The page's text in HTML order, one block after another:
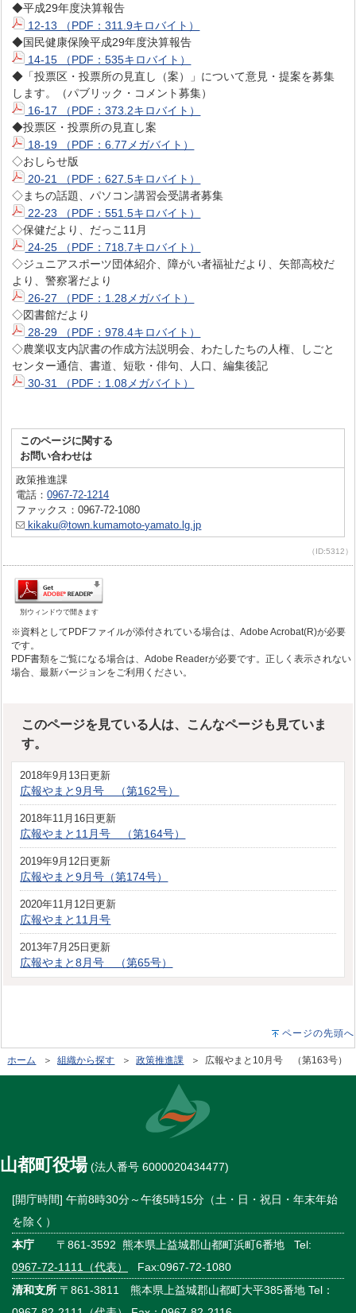
◆平成29年度決算報告
12-13 （PDF：311.9キロバイト）
◆国民健康保険平成29年度決算報告
14-15 （PDF：535キロバイト）
◆「投票区・投票所の見直し（案）」について意見・提案を募集
します。（パブリック・コメント募集）
16-17 （PDF：373.2キロバイト）
◆投票区・投票所の見直し案
18-19 （PDF：6.77メガバイト）
◇おしらせ版
20-21 （PDF：627.5キロバイト）
◇まちの話題、パソコン講習会受講者募集
22-23 （PDF：551.5キロバイト）
◇保健だより、だっこ11月
24-25 （PDF：718.7キロバイト）
◇ジュニアスポーツ団体紹介、障がい者福祉だより、矢部高校だ
より、警察署だより
26-27 （PDF：1.28メガバイト）
◇図書館だより
28-29 （PDF：978.4キロバイト）
◇農業収支内訳書の作成方法説明会、わたしたちの人権、しごと
センター通信、書道、短歌・俳句、人口、編集後記
30-31 （PDF：1.08メガバイト）
このページに関する
お問い合わせは
政策推進課
電話：0967-72-1214
ファックス：0967-72-1080
kikaku@town.kumamoto-yamato.lg.jp
（ID:5312）
別ウィンドウで開きます
※資料としてPDFファイルが添付されている場合は、Adobe Acrobat(R)が必要
です。
PDF書類をご覧になる場合は、Adobe Readerが必要です。正しく表示されない
場合、最新バージョンをご利用ください。
このページを見ている人は、こんなページも見ていま
す。
2018年9月13日更新
広報やまと9月号 （第162号）
2018年11月16日更新
広報やまと11月号 （第164号）
2019年9月12日更新
広報やまと9月号（第174号）
2020年11月12日更新
広報やまと11月号
2013年7月25日更新
広報やまと8月号 （第65号）
ページの先頭へ
ホーム ＞組織から探す ＞政策推進課 ＞ 広報やまと10月号 （第163号）
山都町役場(法人番号 6000020434477)
[開庁時間] 午前8時30分～午後5時15分（土・日・祝日・年末年始
を除く）
本庁 〒861-3592 熊本県上益城郡山都町浜町6番地 Tel:
0967-72-1111（代表）
Fax:0967-72-1080
清和支所 〒861-3811 熊本県上益城郡山都町大平385番地 Tel：